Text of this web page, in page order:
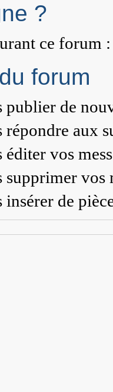
?
ce forum
forum
publier de
répondre aux
éditer vos
supprimer vos
insérer de